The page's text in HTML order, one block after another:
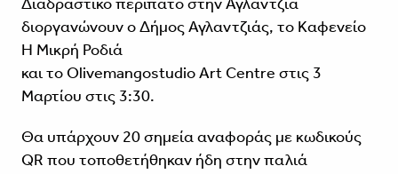
διοργανώνουν ο Δήμος Αγλαντζιάς, το Καφενείο
Η Μικρή Ροδιά
και το Olivemangostudio Art Centre στις 3
Μαρτίου στις 3:30.
Θα υπάρχουν 20 σημεία αναφοράς με κωδικούς
QR που τοποθετήθηκαν ήδη στην παλιά